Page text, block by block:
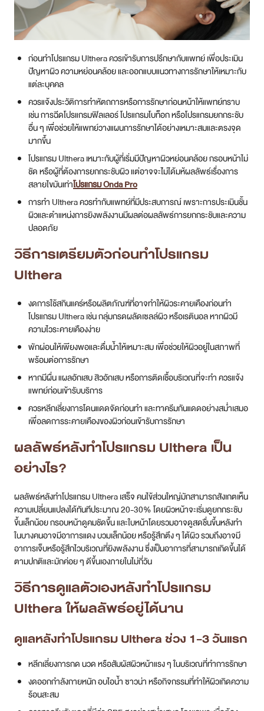
ก่อนทำโปรแกรม Ulthera ควรเข้ารับการปรึกษากับแพทย์ เพื่อประเมิน
ปัญหาผิว ความหย่อนคล้อย และออกแบบแนวทางการรักษาให้เหมาะกับ
แต่ละบุคคล
ควรแจ้งประวัติการทำหัตถการหรือการรักษาก่อนหน้าให้แพทย์ทราบ
เช่น การฉีดโปรแกรมฟิลเลอร์ โปรแกรมโบท็อก หรือโปรแกรมยกกระชับ
อื่น ๆ เพื่อช่วยให้แพทย์วางแผนการรักษาได้อย่างเหมาะสมและตรงจุด
มากขึ้น
โปรแกรม Ulthera เหมาะกับผู้ที่เริ่มมีปัญหาผิวหย่อนคล้อย กรอบหน้าไม่
ชัด หรือผู้ที่ต้องการยกกระชับผิว แต่อาจจะไ่ม่ได้มห้ผลลัพธ์เรื่องการ
สลายไขมันเท่าโปรแกรม Onda Pro
การทำ Ulthera ควรทำกับแพทย์ที่มีประสบการณ์ เพราะการประเมินชั้น
ผิวและตำแหน่งการยิงพลังงานมีผลต่อผลลัพธ์การยกกระชับและความ
ปลอดภัย
วิธีการเตรียมตัวก่อนทำโปรแกรม
Ulthera
งดการใช้สกินแคร์หรือผลิตภัณฑ์ที่อาจทำให้ผิวระคายเคืองก่อนทำ
โปรแกรม Ulthera เช่น กลุ่มกรดผลัดเซลล์ผิว หรือเรตินอล หากผิวมี
ความไวระคายเคืองง่าย
พักผ่อนให้เพียงพอและดื่มน้ำให้เหมาะสม เพื่อช่วยให้ผิวอยู่ในสภาพที่
พร้อมต่อการรักษา
หากมีผื่น แผลอักเสบ สิวอักเสบ หรือการติดเชื้อบริเวณที่จะทำ ควรแจ้ง
แพทย์ก่อนเข้ารับบริการ
ควรหลีกเลี่ยงการโดนแดดจัดก่อนทำ และทาครีมกันแดดอย่างสม่ำเสมอ
เพื่อลดการระคายเคืองของผิวก่อนเข้ารับการรักษา
ผลลัพธ์หลังทำโปรแกรม Ulthera เป็น
อย่างไร?
ผลลัพธ์หลังทำโปรแกรม Ulthera เสร็จ คนไข้ส่วนใหญ่มักสามารถสังเกตเห็น
ความเปลี่ยนแปลงได้ทันทีประมาณ 20-30% โดยผิวหน้าจะเริ่มดูยกกระชับ
ขึ้นเล็กน้อย กรอบหน้าดูคมชัดขึ้น และใบหน้าโดยรวมอาจดูสดชื่นขึ้นหลังทำ
ในบางคนอาจมีอาการแดง บวมเล็กน้อย หรือรู้สึกตึง ๆ ใต้ผิว รวมถึงอาจมี
อาการเจ็บหรือรู้สึกไวบริเวณที่ยิงพลังงาน ซึ่งเป็นอาการที่สามารถเกิดขึ้นได้
ตามปกติและมักค่อย ๆ ดีขึ้นเองภายในไม่กี่วัน
วิธีการดูแลตัวเองหลังทำโปรแกรม
Ulthera ให้ผลลัพธ์อยู่ได้นาน
ดูแลหลังทำโปรแกรม Ulthera ช่วง 1-3 วันแรก
หลีกเลี่ยงการกด นวด หรือสัมผัสผิวหน้าแรง ๆ ในบริเวณที่ทำการรักษา
งดออกกำลังกายหนัก อบไอน้ำ ซาวน่า หรือกิจกรรมที่ทำให้ผิวเกิดความ
ร้อนสะสม